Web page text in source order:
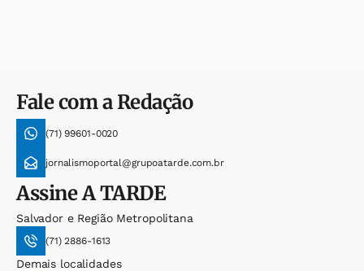
Fale com a Redação
(71) 99601-0020
jornalismoportal@grupoatarde.com.br
AssineA TARDE
Salvador e Região Metropolitana
(71) 2886-1613
Demais localidades